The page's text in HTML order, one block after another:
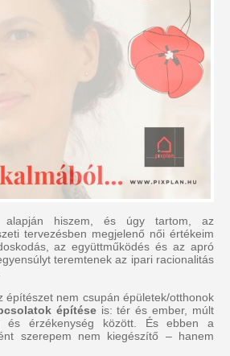
alapján hiszem, és úgy tartom, az
tervezésben megjelenő női értékeim
az együttműködés és az apró
teremtenek az ipari racionalitás
építészet nem csupán épületek/otthonok
építéseis: tér és ember, múlt
és érzékenység között. És ebben a
szerepem nem kiegészítő – hanem